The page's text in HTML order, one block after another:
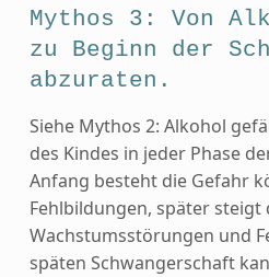
Mythos 3: Von
zu Beginn der
abzuraten.
Siehe Mythos 2: Alkohol
des Kindes in jeder Phase
Anfang besteht die Gefahr
Fehlbildungen, später steigt
Wachstumsstörungen und
späten Schwangerschaft